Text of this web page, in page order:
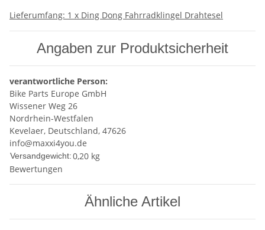
Lieferumfang: 1 x Ding Dong Fahrradklingel Drahtesel
Angaben zur Produktsicherheit
verantwortliche Person:
Bike Parts Europe GmbH
Wissener Weg 26
Nordrhein-Westfalen
Kevelaer, Deutschland, 47626
info@maxxi4you.de
Versandgewicht:0,20 kg
Bewertungen
Ähnliche Artikel